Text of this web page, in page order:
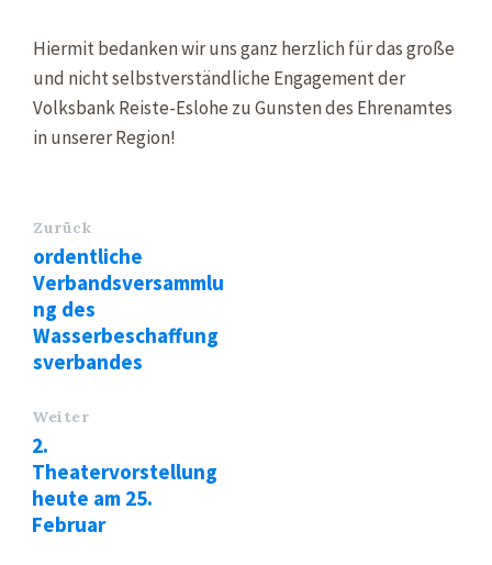
Hiermit bedanken wir uns ganz herzlich für das große
und nicht selbstverständliche Engagement der
Volksbank Reiste-Eslohe zu Gunsten des Ehrenamtes
in unserer Region!
Zurück
ordentliche
Verbandsversammlu
ng des
Wasserbeschaffung
sverbandes
Weiter
2.
Theatervorstellung
heute am 25.
Februar